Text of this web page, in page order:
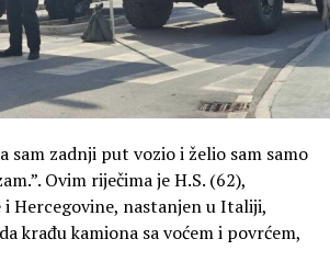
sam zadnji put vozio i želio sam samo
Ovim riječima je H.S. (62),
Hercegovine, nastanjen u Italiji,
krađu kamiona sa voćem i povrćem,